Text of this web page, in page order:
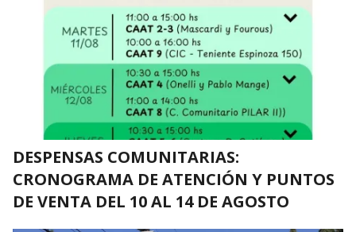
DESPENSAS COMUNITARIAS:
CRONOGRAMA DE ATENCIÓN Y PUNTOS
DE VENTA DEL 10 AL 14 DE AGOSTO